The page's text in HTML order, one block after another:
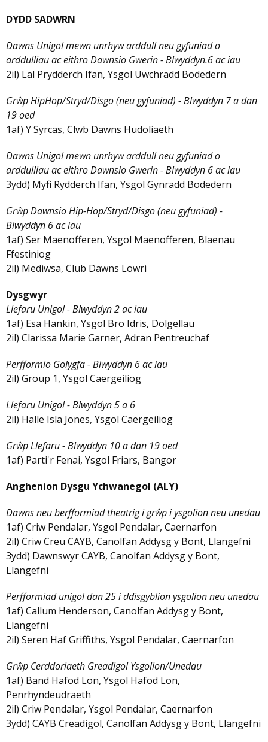
DYDD SADWRN
Dawns Unigol mewn unrhyw arddull neu gyfuniad o
arddulliau ac eithro Dawnsio Gwerin - Blwyddyn.6 ac iau
2il) Lal Prydderch Ifan, Ysgol Uwchradd Bodedern
Grŵp HipHop/Stryd/Disgo (neu gyfuniad) - Blwyddyn 7 a dan
19 oed
1af) Y Syrcas, Clwb Dawns Hudoliaeth
Dawns Unigol mewn unrhyw arddull neu gyfuniad o
arddulliau ac eithro Dawnsio Gwerin - Blwyddyn 6 ac iau
3ydd) Myfi Rydderch Ifan, Ysgol Gynradd Bodedern
Grŵp Dawnsio Hip-Hop/Stryd/Disgo (neu gyfuniad) -
Blwyddyn 6 ac iau
1af) Ser Maenofferen, Ysgol Maenofferen, Blaenau
Ffestiniog
2il) Mediwsa, Club Dawns Lowri
Dysgwyr
Llefaru Unigol - Blwyddyn 2 ac iau
1af) Esa Hankin, Ysgol Bro Idris, Dolgellau
2il) Clarissa Marie Garner, Adran Pentreuchaf
Perfformio Golygfa - Blwyddyn 6 ac iau
2il) Group 1, Ysgol Caergeiliog
Llefaru Unigol - Blwyddyn 5 a 6
2il) Halle Isla Jones, Ysgol Caergeiliog
Grŵp Llefaru - Blwyddyn 10 a dan 19 oed
1af) Parti'r Fenai, Ysgol Friars, Bangor
Anghenion Dysgu Ychwanegol (ALY)
Dawns neu berfformiad theatrig i grŵp i ysgolion neu unedau
1af) Criw Pendalar, Ysgol Pendalar, Caernarfon
2il) Criw Creu CAYB, Canolfan Addysg y Bont, Llangefni
3ydd) Dawnswyr CAYB, Canolfan Addysg y Bont,
Llangefni
Perfformiad unigol dan 25 i ddisgyblion ysgolion neu unedau
1af) Callum Henderson, Canolfan Addysg y Bont,
Llangefni
2il) Seren Haf Griffiths, Ysgol Pendalar, Caernarfon
Grŵp Cerddoriaeth Greadigol Ysgolion/Unedau
1af) Band Hafod Lon, Ysgol Hafod Lon,
Penrhyndeudraeth
2il) Criw Pendalar, Ysgol Pendalar, Caernarfon
3ydd) CAYB Creadigol, Canolfan Addysg y Bont, Llangefni